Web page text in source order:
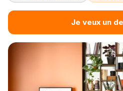
Je veux un